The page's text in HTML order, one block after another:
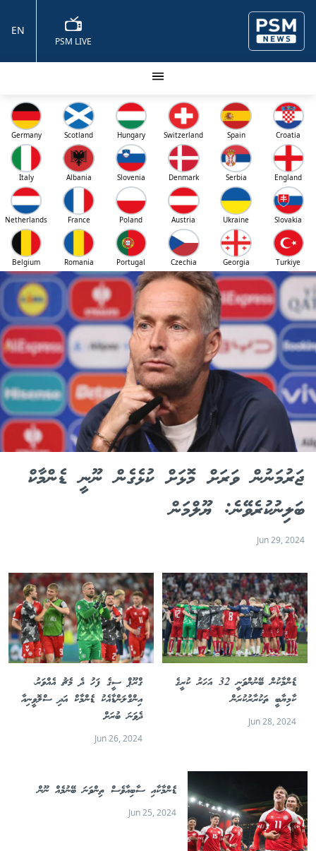
PSM LIVE
EN
Germany Scotland Hungary Switzerland Spain Croatia
Italy Albania Slovenia Denmark Serbia England
Netherlands France Poland Austria Ukraine Slovakia
Belgium Romania Portugal Czechia Georgia Turkiye
ޖަރުމަނުން ވަރަށް މޮޅަށް ކުޅެގެން ނޫނީ ޑެންމާކް
ބަލިނުކުރެވޭނެ: ޔޫލްމަން
Jun 29, 2024
ޑެންމާކުން ބޭނުންވަނީ 32 އަހަރު ކުރީގެ
ކާމިޔާބީ ތަކުރާރުކުރަން
Jun 28, 2024
ގްރޫޕް ސީގެ ފަހު ދެ މެޗު އެއްވަރު،
އިންގްލަންޑާއެކު ޑެންމާކް އަދި ސްލޮވީނިއާ
ދެވަނަ ބުރަށް
Jun 26, 2024
ޑެންމާކާއި ސާބިއާވެސް ތިންވަނަ ބޭނުމެއް ނޫން
Jun 25, 2024